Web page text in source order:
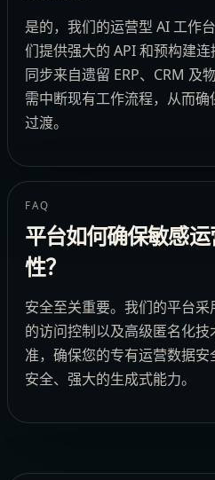
是的，我们的运营型 AI 工作
们提供强大的 API 和预构建
同步来自遗留 ERP、CRM 及
需中断现有工作流程，从而
过渡。
FAQ
平台如何确保敏感
性？
安全至关重要。我们的平台
的访问控制以及高级匿名化
准，确保您的专有运营数据
安全、强大的生成式能力。